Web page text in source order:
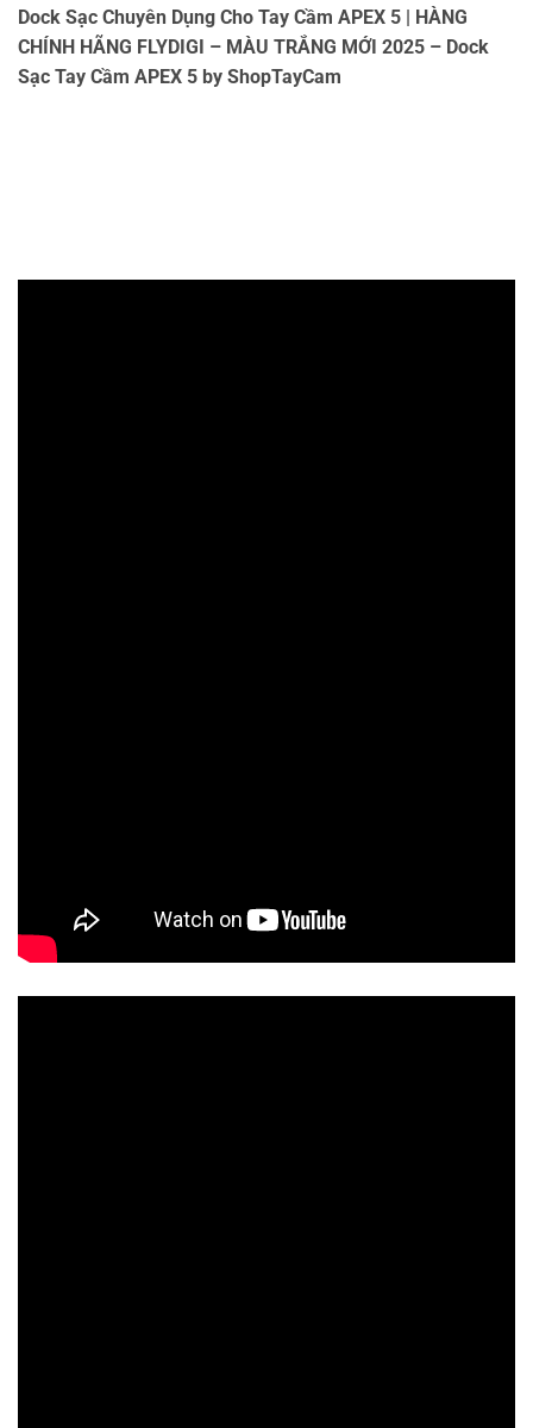
Dock Sạc Chuyên Dụng Cho Tay Cầm APEX 5 | HÀNG
CHÍNH HÃNG FLYDIGI – MÀU TRẮNG MỚI 2025 – Dock
Sạc Tay Cầm APEX 5 by ShopTayCam